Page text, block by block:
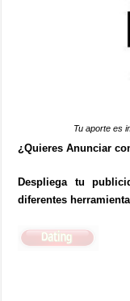
Tu aporte es
¿Quieres Anunciar
Despliega tu
diferentes